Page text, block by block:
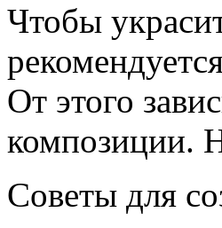
Чтобы
От этого
композиции.
Советы для